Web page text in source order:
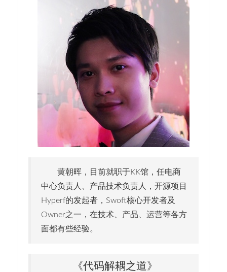
黄朝晖，目前就职于KK馆，任电商
中心负责人、产品技术负责人，开源项目
Hyperf的发起者，Swoft核心开发者及
Owner之一，在技术、产品、运营等各方
面都有些经验。
《代码解耦之道》